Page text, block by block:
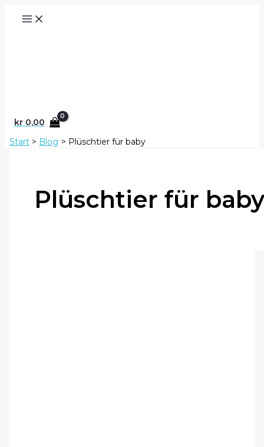
Inhalt
kr0,00
Start
Blog Plüschtier für baby
Plüschtier für baby